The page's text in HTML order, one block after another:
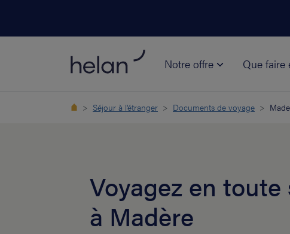
Notre offre Que faire
Séjour à l’étranger Documents de voyage
Voyagez en
à Madère